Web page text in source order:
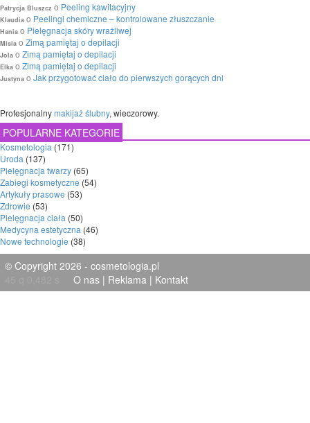
Patrycja Bluszcz o Peeling kawitacyjny
Klaudia o Peelingi chemiczne – kontrolowane złuszczanie
Hania o Pielęgnacja skóry wrażliwej
Misia o Zimą pamiętaj o depilacji
Jola o Zimą pamiętaj o depilacji
Elka o Zimą pamiętaj o depilacji
Justyna o Jak przygotować ciało do pierwszych gorących dni
Profesjonalnymakijaż ślubny, wieczorowy.
POPULARNE KATEGORIE
Kosmetologia (171)
Uroda (137)
Pielęgnacja twarzy (65)
Zabiegi kosmetyczne (54)
Artykuły prasowe (53)
Zdrowie (53)
Pielęgnacja ciała (50)
Medycyna estetyczna (46)
Nowe technologie (38)
© Copyright 2026 - cosmetologia.pl
O nas | Reklama | Kontakt